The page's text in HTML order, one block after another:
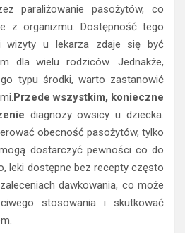
paraliżowanie pasożytów, co
z organizmu. Dostępność tego
wizyty u lekarza zdaje się być
dla wielu rodziców. Jednakże,
typu środki, warto zastanowić
Przede wszystkim, konieczne
diagnozy owsicy u dziecka.
obecność pasożytów, tylko
dostarczyć pewności co do
leki dostępne bez recepty często
dawkowania, co może
stosowania i skutkować